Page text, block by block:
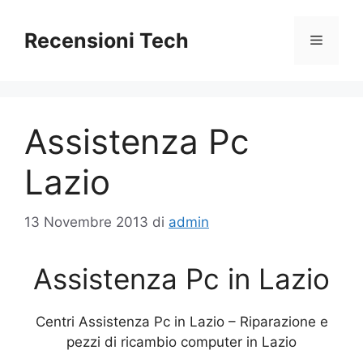
contenuto
Recensioni Tech Menu
Assistenza Pc
Lazio
13 Novembre 2013 di admin
Assistenza Pc in Lazio
Centri Assistenza Pc in Lazio – Riparazione e
pezzi di ricambio computer in Lazio